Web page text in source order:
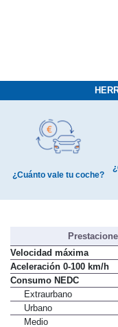
¿Cuánto vale tu coche?
Velocidad máxima
Aceleración 0-100 km/h
Consumo NEDC
Extraurbano
Urbano
Medio